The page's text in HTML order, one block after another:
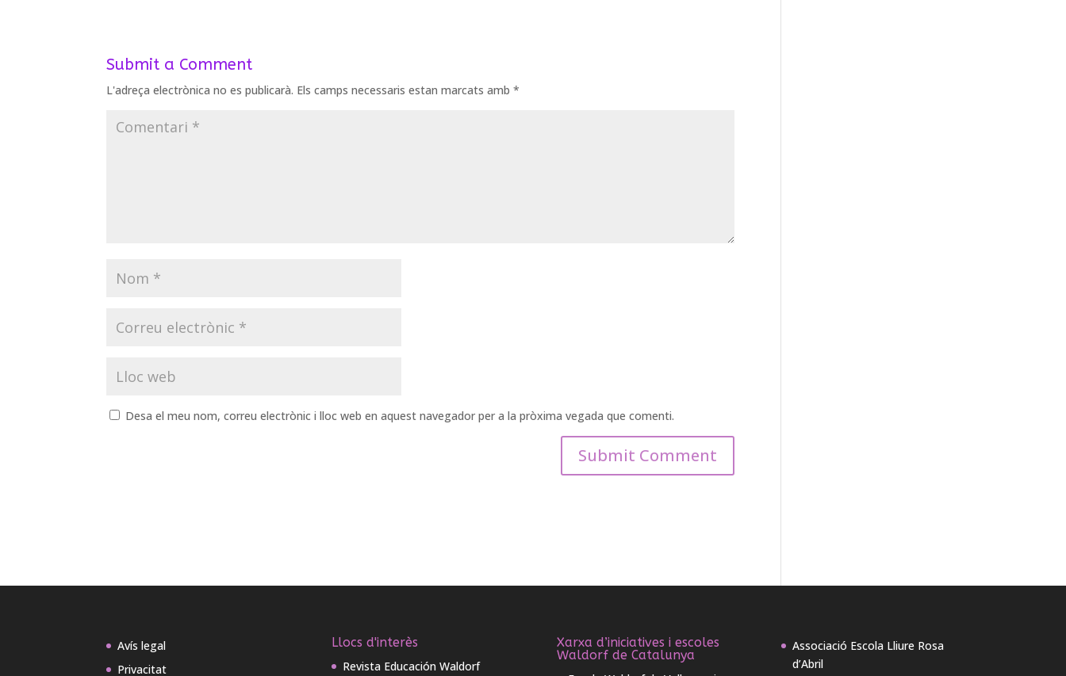
Submit a Comment
L'adreça electrònica no es publicarà. Els camps necessaris estan marcats amb*
Desa el meu nom, correu electrònic i lloc web en aquest navegador per a la pròxima vegada que comenti.
Avís legal
Privacitat
Llocs d'interès
Revista Educación Waldorf
Xarxa d’iniciatives i escoles
Waldorf de Catalunya
Associació Escola Lliure Rosa
d’Abril